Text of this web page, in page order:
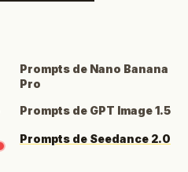
Prompts de Nano Banana
Pro
Prompts de GPT Image 1.5
Prompts de Seedance 2.0